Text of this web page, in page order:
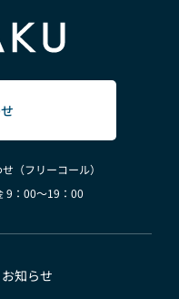
事項を通知します。
した時点で全ての会
員登録をして購入」
でも可能です。
したメールアドレス
す。
がネットサーバ上に
（フリーコール）
9：00～19：00
お知らせ